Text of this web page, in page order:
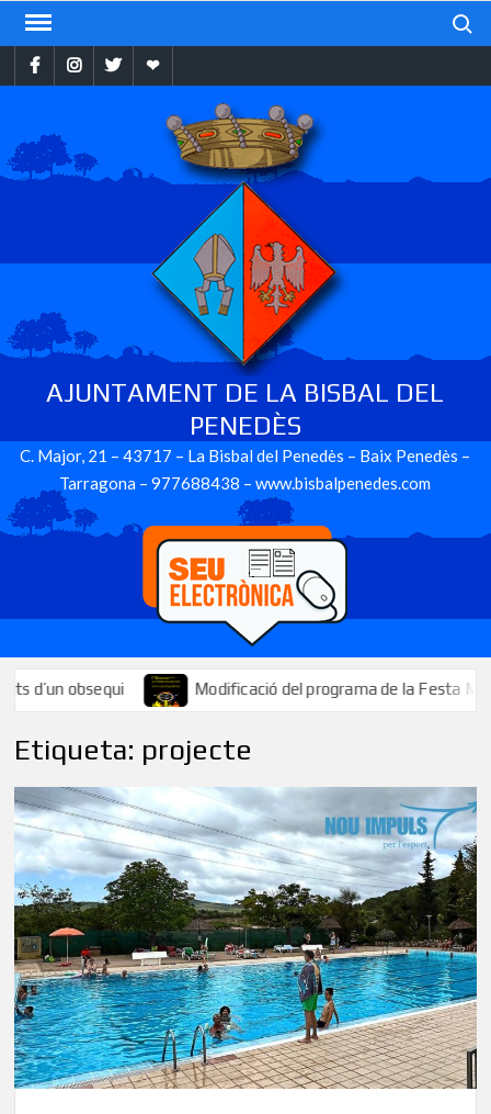
Skip
contentFacebookInstragram
TwitterEbando
AJUNTAMENT DE LA BISBAL DEL
PENEDÈS
C. Major, 21 – 43717 – La Bisbal del Penedès – Baix Penedès –
Tarragona – 977688438 – www.bisbalpenedes.com
Modificació del programa de la Festa Major: se suspèn
Etiqueta: projecte